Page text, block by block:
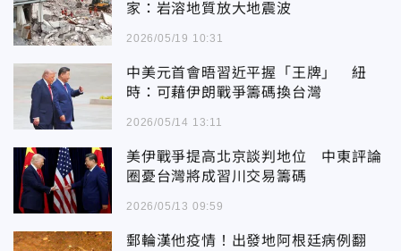
家：岩溶地質放大地震波
2026/05/19 10:31
中美元首會晤習近平握「王牌」 紐
時：可藉伊朗戰爭籌碼換台灣
2026/05/14 13:11
美伊戰爭提高北京談判地位 中東評論
圈憂台灣將成習川交易籌碼
2026/05/13 09:59
郵輪漢他疫情！出發地阿根廷病例翻